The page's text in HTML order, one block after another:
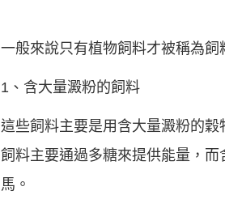
一般來說只有植物飼料才被稱為
1、含大量澱粉的飼料
這些飼料主要是用含大量澱粉的
飼料主要通過多糖來提供能量，
馬。